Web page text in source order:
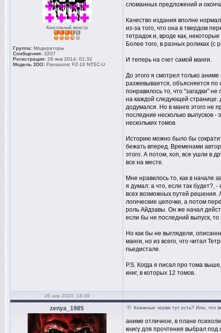
Консольный монстр
Группа: Модераторы
Сообщения: 3207
Регистрация: 28 янв 2014, 01:32
Модель 3DO: Panasonic FZ-10 NTSC-U
сломанных предложений и
Качество издания вполне
из-за того, что она в твердом
тетрадок и, вроде как,
Более того, в разных роликах (с
И теперь на счет самой манги.
До этого я смотрел только
разжевывается, объясняется по
понравилось то, что "загадки"
на каждой следующей странице:
додумался. Но в манге этого не
последние несколько выпусков -
нескольких томов.
Историю можно было бы
бежать вперед. Временами
этого. А потом, хоп, все ушли в
все на месте.
Мне нравилось то, как в начале
я думал: а что, если так будет?,
всех возможных путей решения.
логические цепочки, а потом
роль Айдзавы. Он же начал
если бы не последний выпуск,
Но как бы не выглядели,
манги, но из всего, что читал
пьедистале.
P.S. Когда я писал про тома
книг, в которых 12 томов.
26 апр 2020, 18:39
zenya_1985 Книжные черви тут есть? Или, что
аниме отличное, в плане
книгу для прочтения выбрал